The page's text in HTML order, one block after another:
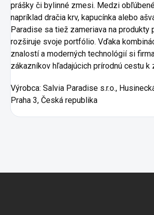
prášky či bylinné zmesi. Medzi
napríklad dračia krv, kapucínka alebo
Paradise sa tiež zameriava na produkty
rozširuje svoje portfólio. Vďaka
znalostí a moderných technológií si
zákazníkov hľadajúcich prírodnú cestu k
Výrobca: Salvia Paradise s.r.o.,
Praha 3, Česká republika